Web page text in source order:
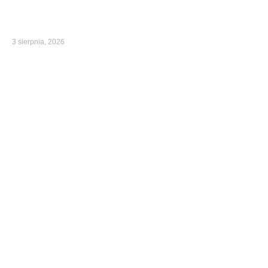
3 sierpnia, 2026